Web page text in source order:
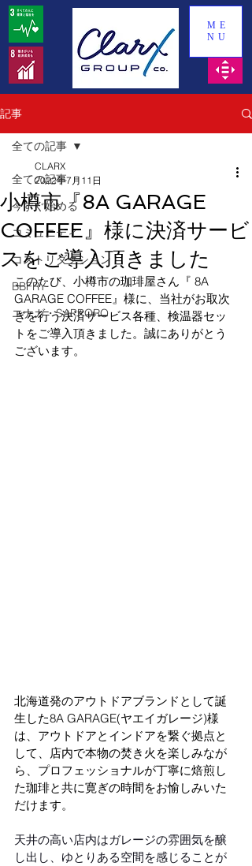
ME
NU
記事
全ての記事
今すぐ始める
コミュニティ
コストリダクション
BBFRY
エナガ・SAPPORO
全ての記事
小樽市『8A GARAGE
COFFEE』様に決済サービ
スをご導入頂きました
CLARX
2022年7月11日
このたび、小樽市の珈琲屋さん『 8A
GARAGE COFFEE』様に、当社がお取次
ぎを行う決済サービス各種、検温器セッ
トをご導入頂きました。誠にありがとう
ございます。
北海道発のアウトドアブランドとして誕
生した8A GARAGE(ヤエイガレージ)様
は、アウトドアとインドアを繋ぐ拠点と
して、店内で本物の焚き火を楽しみなが
ら、プロフェッショナルが丁寧に焙煎し
た珈琲と共に寛ぎの時間をお愉しみいた
だけます。
天井の高い店内はガレージの雰囲気を醸
し出し、ゆとりある空間を感じることが